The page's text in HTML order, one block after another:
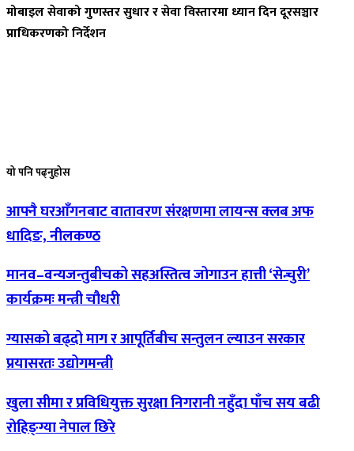
मोबाइलसेवाको गुणस्तर सुधार र सेवा विस्तारमा ध्यान दिन दूरसञ्चार
प्राधिकरणको निर्देशन
योपनि पढ्नुहोस
आफ्नैघरआँगनबाट वातावरण संरक्षणमा लायन्स क्लब अफ
धादिङ, नीलकण्ठ
मानव–वन्यजन्तुबीचकोसहअस्तित्व जोगाउन हात्ती ‘सेन्चुरी’
कार्यक्रमः मन्त्री चौधरी
ग्यासकोबढ्दो माग र आपूर्तिबीच सन्तुलन ल्याउन सरकार
प्रयासरतः उद्योगमन्त्री
खुलासीमा र प्रविधियुक्त सुरक्षा निगरानी नहुँदा पाँच सय बढी
रोहिङ्ग्या नेपाल छिरे